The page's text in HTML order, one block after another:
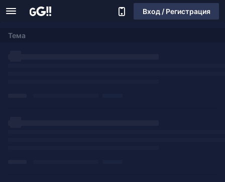
Вход / Регистрация
Тема